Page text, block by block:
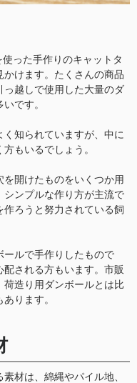
った手作りのキャットタ
かけます。たくさんの商品
っ越しで使用した大量のダ
です。
知られていますが、中に
もいるでしょう。
開けたものをいくつか用
ンプルな作り方が主流で
ろうと努力されている飼
ールで手作りしたもので
される方もいます。市販
造り用ダンボールとは比
ります。
材は、綿縄やパイル地、